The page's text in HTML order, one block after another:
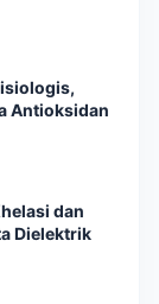
Antioksidan
dan
Dielektrik